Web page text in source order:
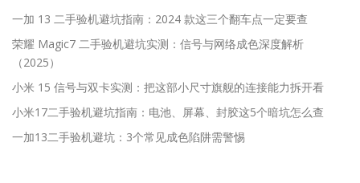
一加 13 二手验机避坑指南：2024 款这三个翻车点一定要查
荣耀 Magic7 二手验机避坑实测：信号与网络成色深度解析
（2025）
小米 15 信号与双卡实测：把这部小尺寸旗舰的连接能力拆开看
小米17二手验机避坑指南：电池、屏幕、封胶这5个暗坑怎么查
一加13二手验机避坑：3个常见成色陷阱需警惕